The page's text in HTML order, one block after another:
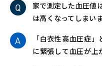
家で測定した血圧値
は高くなってしまい
「白衣性高血圧症
に緊張して血圧が上